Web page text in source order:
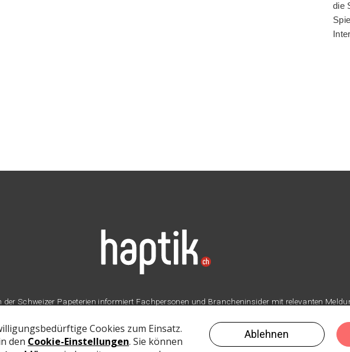
die
der Schweizer Papeterien informiert Fachpersonen und Brancheninsider mit relevanten